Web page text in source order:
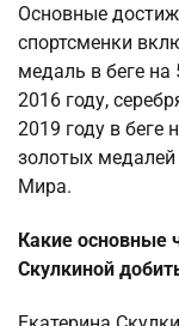
Основные
спортсменки
медаль в беге
2016 году,
2019 году в беге
золотых
Мира.
Какие основные
Скулкиной